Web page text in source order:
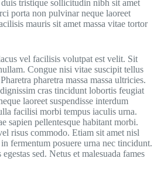
tristique sollicitudin nibh sit amet
porta non pulvinar neque laoreet
mauris sit amet massa vitae tortor
vel facilisis volutpat est velit. Sit
Congue nisi vitae suscipit tellus
pharetra massa massa ultricies.
cras tincidunt lobortis feugiat
laoreet suspendisse interdum
facilisi morbi tempus iaculis urna.
sapien pellentesque habitant morbi.
risus commodo. Etiam sit amet nisl
fermentum posuere urna nec tincidunt.
sed. Netus et malesuada fames